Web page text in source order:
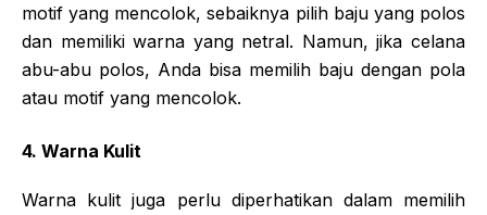
motif yang mencolok, sebaiknya pilih baju yang polos
dan memiliki warna yang netral. Namun, jika celana
abu-abu polos, Anda bisa memilih baju dengan pola
atau motif yang mencolok.
4. Warna Kulit
Warna kulit juga perlu diperhatikan dalam memilih